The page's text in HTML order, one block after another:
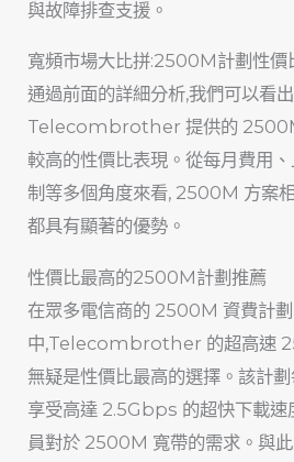
與故障排查支援。
寬頻市場大比拼:2500M計劃性價
通過前面的詳細分析,我們可以看
Telecombrother 提供的
較高的性價比表現。從每月費用
制等多個角度來看, 2500M 方案
都具有顯著的優勢。
性價比最高的2500M計劃推薦
在眾多電信商的 2500M 資費計劃
中,Telecombrother 的超高速
無疑是性價比最高的選擇。該計
享受高達 2.5Gbps 的超快下載速
員對於 2500M 寬帶的需求。與